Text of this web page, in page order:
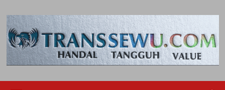
to
content